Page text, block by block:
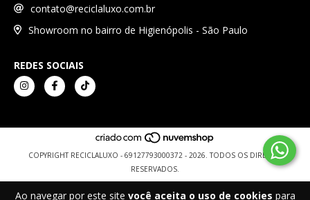
Ao navegar por este site você aceita o uso de cookies para
contato@reciclaluxo.com.br
Showroom no bairro de Higienópolis - São Paulo
REDES SOCIAIS
COPYRIGHT RECICLALUXO - 69127793000372 - 2026. TODOS OS DIREITOS
RESERVADOS.